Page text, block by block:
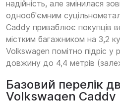
надійність, але змінилася
однооб'ємним
Caddy приваблює покупців
містким багажником на 3,2
Volkswagen помітно підріс у
довжину до 4,4 метрів
Базовий перелік
Volkswagen Caddy